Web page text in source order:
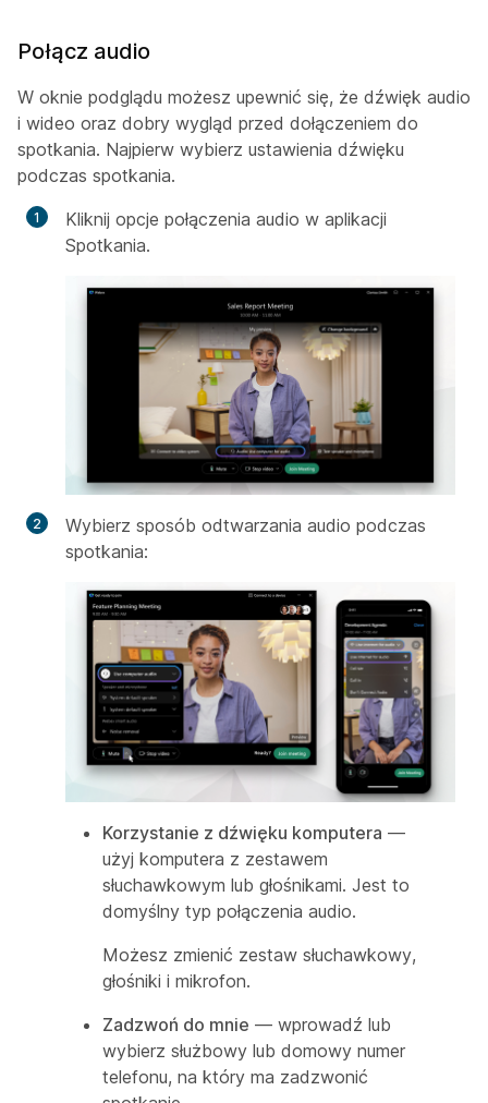
Połącz audio
W oknie podglądu możesz upewnić się, że dźwięk audio
i wideo oraz dobry wygląd przed dołączeniem do
spotkania. Najpierw wybierz ustawienia dźwięku
podczas spotkania.
Kliknij opcje połączenia audio w aplikacji
Spotkania.
Wybierz sposób odtwarzania audio podczas
spotkania:
Korzystanie z dźwięku komputera —
użyj komputera z zestawem
słuchawkowym lub głośnikami. Jest to
domyślny typ połączenia audio.
Możesz zmienić zestaw słuchawkowy,
głośniki i mikrofon.
Zadzwoń do mnie — wprowadź lub
wybierz służbowy lub domowy numer
telefonu, na który ma zadzwonić